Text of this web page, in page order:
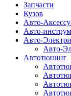
Запчасти
Кузов
Авто-
Авто-
Авто-
Авто-
Автотюнинг